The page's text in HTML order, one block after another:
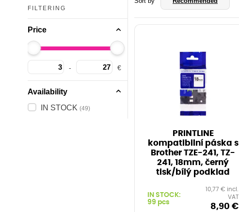
FILTERING
Price
- €
Availability
IN STOCK (49)
PRINTLINE
kompatibilní páska s
Brother TZE-241, TZ-
241, 18mm, černý
tisk/bílý podklad
IN STOCK:
99 pcs
10,77 € incl.
VAT
8,90 €